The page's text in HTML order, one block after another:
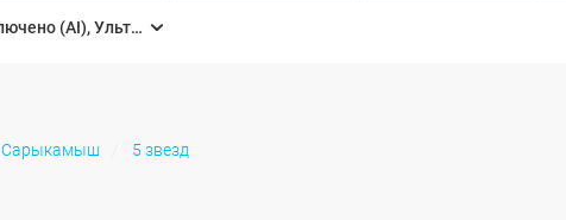
Все включено (AI), Ультра все включено (UAI)
Сарыкамыш 5 звезд